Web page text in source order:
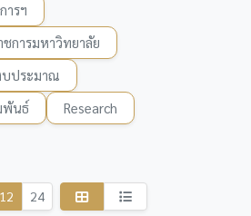
ารฯ
การมหาวิทยาลัย
บประมาณ
พันธ์
Research
12 24